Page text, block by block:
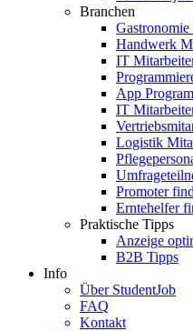
Branchen
Gastronomie
Handwerk
IT
App
IT
Logistik
Promoter
Erntehelfer
Praktische Tipps
Anzeige
B2B Tipps
Info
Über StudentJob
FAQ
Kontakt